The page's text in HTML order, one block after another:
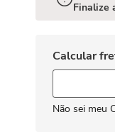
Finalize
Não sei meu